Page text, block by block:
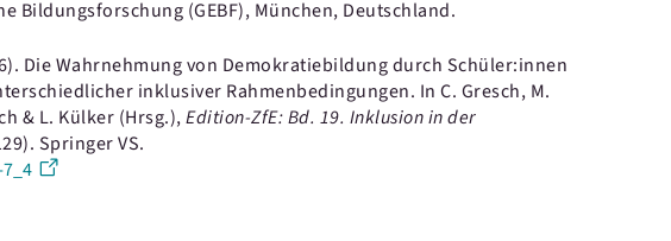
Bildungsforschung (GEBF), München, Deutschland.
Die Wahrnehmung von Demokratiebildung durch Schüler:innen
inklusiver Rahmenbedingungen. In C. Gresch, M.
& L. Külker (Hrsg.),Edition-ZfE: Bd. 19. Inklusion in der
Springer VS.